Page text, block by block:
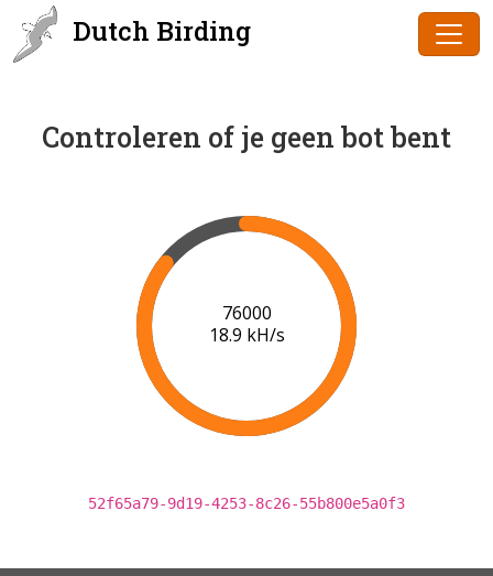
Dutch Birding
Controleren of je geen bot bent
78000
19.0 kH/s
52f65a79-9d19-4253-8c26-55b800e5a0f3